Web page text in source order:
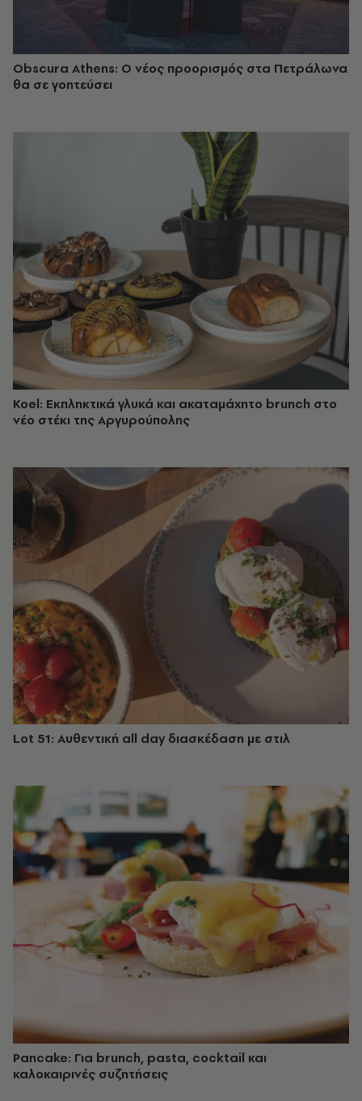
Obscura Athens: Ο νέος προορισμός στα Πετράλωνα
θα σε γοητεύσει
Koel: Εκπληκτικά γλυκά και ακαταμάχητο brunch στο
νέο στέκι της Αργυρούπολης
Lot 51: Αυθεντική all day διασκέδαση με στιλ
Pancake: Για brunch, pasta, cocktail και
καλοκαιρινές συζητήσεις